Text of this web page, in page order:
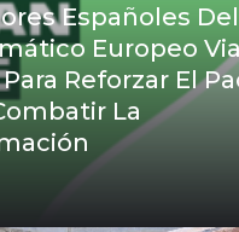
Españoles Del
Europeo
Reforzar El
La